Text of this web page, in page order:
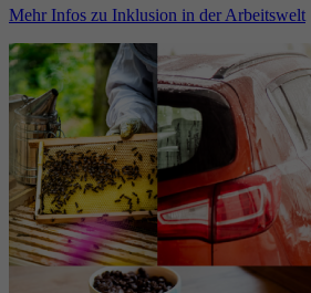
Mehr Infos zu Inklusion in der Arbeitswelt